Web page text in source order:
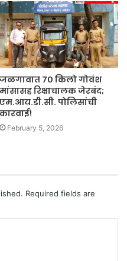
जळगावात ७० किलो गोवंश
मांसासह रिक्षाचालक जेरबंद;
एम.आय.डी.सी. पोलिसांची
कारवाई!
February 5, 2026
Required fields are